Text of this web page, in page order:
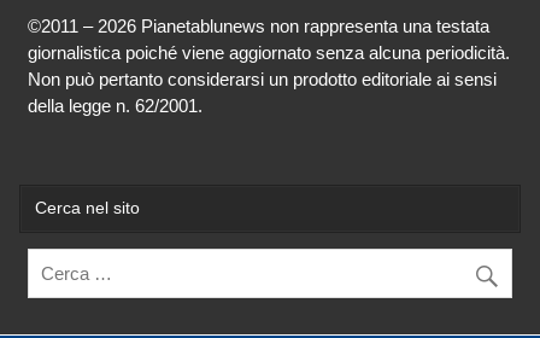
©2011 – 2026 Pianetablunews non rappresenta una testata
giornalistica poiché viene aggiornato senza alcuna periodicità.
Non può pertanto considerarsi un prodotto editoriale ai sensi
della legge n. 62/2001.
Cerca nel sito